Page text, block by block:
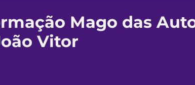
Mago das
Vitor